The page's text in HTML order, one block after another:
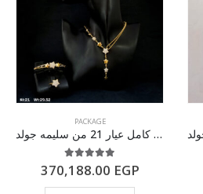
PACKAGE
طقم ذهب كامل عيار 21 من سليمه جولد
5.00out of 5
370,188.00 EGP